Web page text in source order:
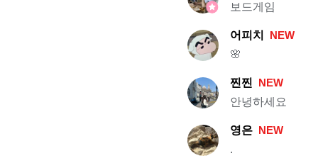
보드게임
어피치
NEW
🌸
찐찐
NEW
안녕하세요
영은 NEW
.